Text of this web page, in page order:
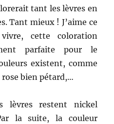
tant les lèvres en
Tant mieux ! J’aime ce
cette coloration
parfaite pour le
existent, comme
bien pétard,…
lèvres restent nickel
la suite, la couleur